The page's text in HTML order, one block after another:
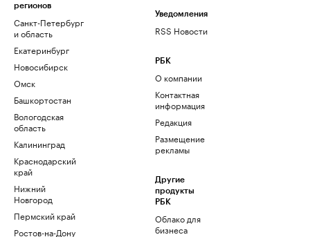
регионов
Санкт-Петербург
и область
Екатеринбург
Новосибирск
Омск
Башкортостан
Вологодская
область
Калининград
Краснодарский
край
Нижний
Новгород
Пермский край
Ростов-на-Дону
Уведомления
RSS Новости
РБК
О компании
Контактная
информация
Редакция
Размещение
рекламы
Другие
продукты
РБК
Облако для
бизнеса